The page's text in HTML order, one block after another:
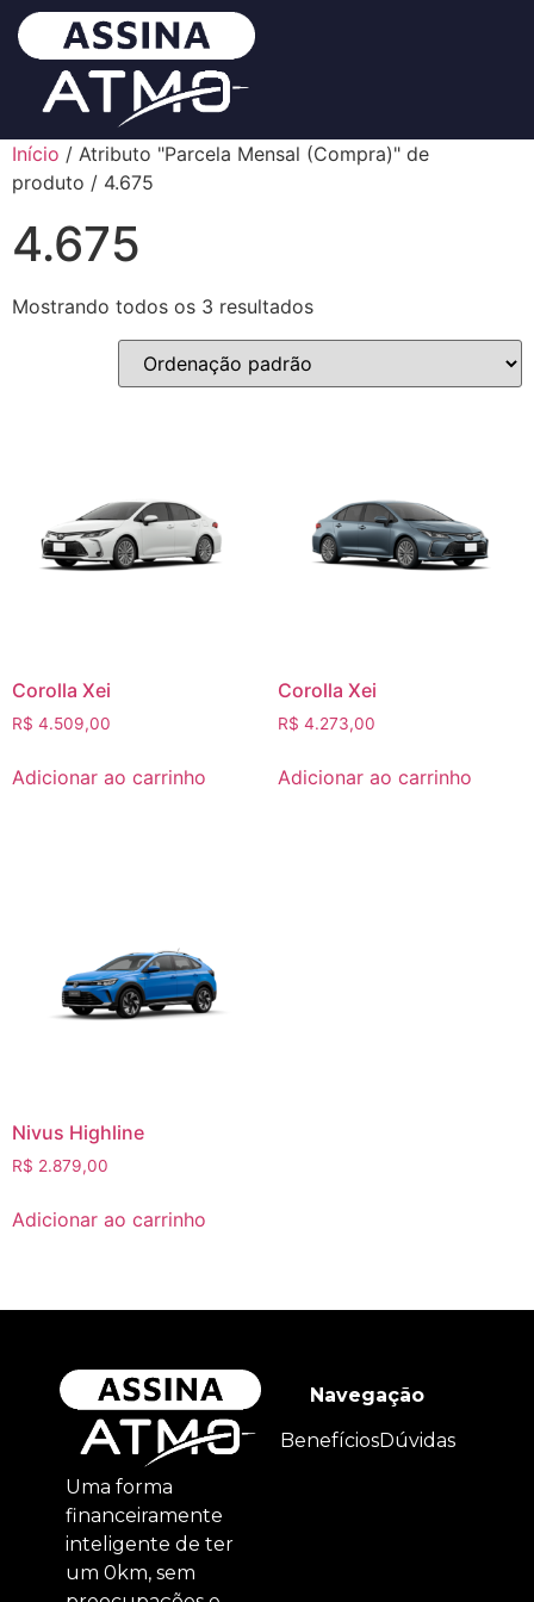
Início / Atributo "Parcela Mensal (Compra)" de
produto / 4.675
4.675
Mostrando todos os 3 resultados
Corolla Xei
R$ 4.509,00
Adicionar ao carrinho
Corolla Xei
R$ 4.273,00
Adicionar ao carrinho
Nivus Highline
R$ 2.879,00
Adicionar ao carrinho
Uma forma
financeiramente
inteligente de ter
um 0km, sem
Navegação
BenefíciosDúvidas